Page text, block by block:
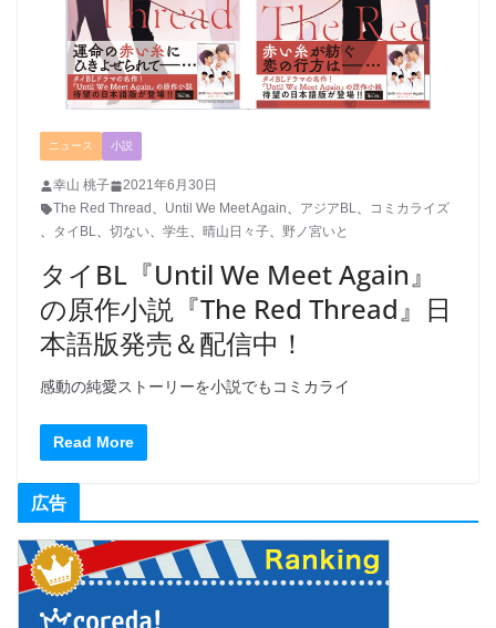
ニュース 小説
幸山 桃子
2021年6月30日
The Red Thread 、 Until We Meet Again、 アジアBL、
コミカライズ
、 タイBL、 切ない、 学生、 晴山日々子、 野ノ宮いと
タイBL『Until We Meet Again』
の原作小説『The Red Thread』日
本語版発売＆配信中！
感動の純愛ストーリーを小説でもコミカライ
Read More
広告